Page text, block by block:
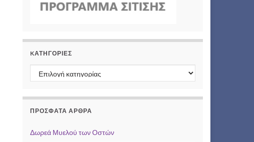
KΑΤΗΓΟΡΊΕΣ
Kατηγορίες
ΠΡΌΣΦΑΤΑ ΆΡΘΡΑ
Δωρεά Μυελού των Οστών